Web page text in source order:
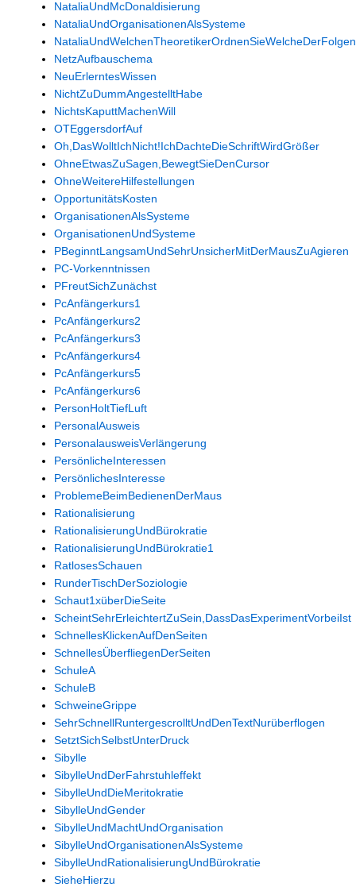
NataliaUndMcDonaldisierung
NataliaUndOrganisationenAlsSysteme
NetzAufbauschema
NeuErlerntesWissen
NichtZuDummAngestelltHabe
NichtsKaputtMachenWill
OTEggersdorfAuf
Oh,DasWolltIchNicht!IchDachteDieSchriftWirdGrößer
OhneEtwasZuSagen,BewegtSieDenCursor
OhneWeitereHilfestellungen
OpportunitätsKosten
OrganisationenAlsSysteme
OrganisationenUndSysteme
PBeginntLangsamUndSehrUnsicherMitDerMausZuAgieren
PC-Vorkenntnissen
PFreutSichZunächst
PcAnfängerkurs1
PcAnfängerkurs2
PcAnfängerkurs3
PcAnfängerkurs4
PcAnfängerkurs5
PcAnfängerkurs6
PersonHoltTiefLuft
PersonalAusweis
PersonalausweisVerlängerung
PersönlicheInteressen
PersönlichesInteresse
ProblemeBeimBedienenDerMaus
Rationalisierung
RationalisierungUndBürokratie
RationalisierungUndBürokratie1
RatlosesSchauen
RunderTischDerSoziologie
Schaut1xüberDieSeite
ScheintSehrErleichtertZuSein,DassDasExperimentVorbeiIst
SchnellesKlickenAufDenSeiten
SchnellesÜberfliegenDerSeiten
SchuleA
SchuleB
SchweineGrippe
SehrSchnellRuntergescrolltUndDenTextNurüberflogen
SetztSichSelbstUnterDruck
Sibylle
SibylleUndDerFahrstuhleffekt
SibylleUndDieMeritokratie
SibylleUndGender
SibylleUndMachtUndOrganisation
SibylleUndOrganisationenAlsSysteme
SibylleUndRationalisierungUndBürokratie
SieheHierzu